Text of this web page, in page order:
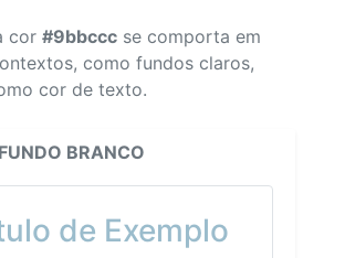
cor #9bbccc se comporta em
como fundos claros,
cor de texto.
BRANCO
de Exemplo